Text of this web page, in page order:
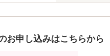
宮代町の土地
お申し込みはこちらから